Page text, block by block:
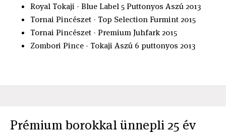
Royal Tokaji - Blue Label 5 Puttonyos Aszú 2013
Tornai Pincészet - Top Selection Furmint 2015
Tornai Pincészet - Premium Juhfark 2015
Zombori Pince - Tokaji Aszú 6 puttonyos 2013
Prémium borokkal ünnepli 25 év